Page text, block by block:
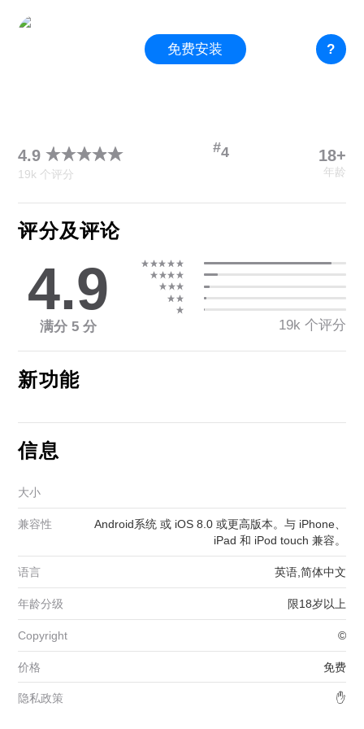
免费安装 ?
4.9
19k 个评分
#4 18+
年龄
评分及评论
4.9
满分 5 分 19k 个评分
新功能
信息
大小
兼容性
Android系统 或 iOS 8.0 或更高版本。与 iPhone、
iPad 和 iPod touch 兼容。
语言 英语,简体中文
年龄分级 限18岁以上
Copyright ©
价格 免费
隐私政策 ✋